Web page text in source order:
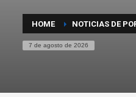
HOME NOTICIAS DE
7 de agosto de 2026